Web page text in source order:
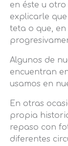
en éste u
explicarle
teta o que,
Algunos de
encuentran
usamos en
En otras
propia
repaso con
diferentes